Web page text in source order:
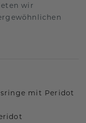
wir
mit Peridot